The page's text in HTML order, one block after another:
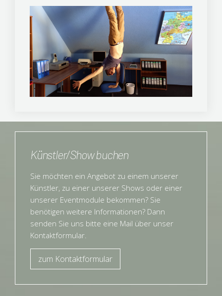
Künstler/Show buchen
Sie möchten ein Angebot zu einem unserer
Künstler, zu einer unserer Shows oder einer
unserer Eventmodule bekommen? Sie
benötigen weitere Informationen? Dann
senden Sie uns bitte eine Mail über unser
Kontaktformular.
zum Kontaktformular